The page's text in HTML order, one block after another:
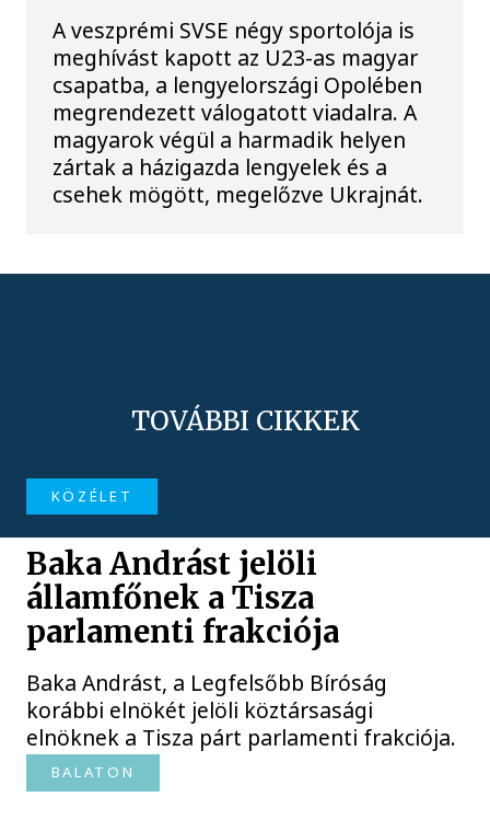
A veszprémi SVSE négy sportolója is
meghívást kapott az U23-as magyar
csapatba, a lengyelországi Opolében
megrendezett válogatott viadalra. A
magyarok végül a harmadik helyen
zártak a házigazda lengyelek és a
csehek mögött, megelőzve Ukrajnát.
TOVÁBBI CIKKEK
KÖZÉLET
Baka Andrást jelöli
államfőnek a Tisza
parlamenti frakciója
Baka Andrást, a Legfelsőbb Bíróság
korábbi elnökét jelöli köztársasági
elnöknek a Tisza párt parlamenti frakciója.
BALATON